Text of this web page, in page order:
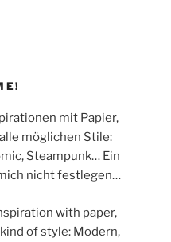
mit Papier,
möglichen Stile:
Steampunk… Ein
nicht festlegen…
with paper,
of style: Modern,